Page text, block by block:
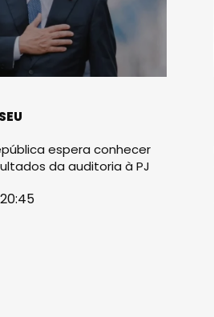
espera conhecer
da auditoria à PJ